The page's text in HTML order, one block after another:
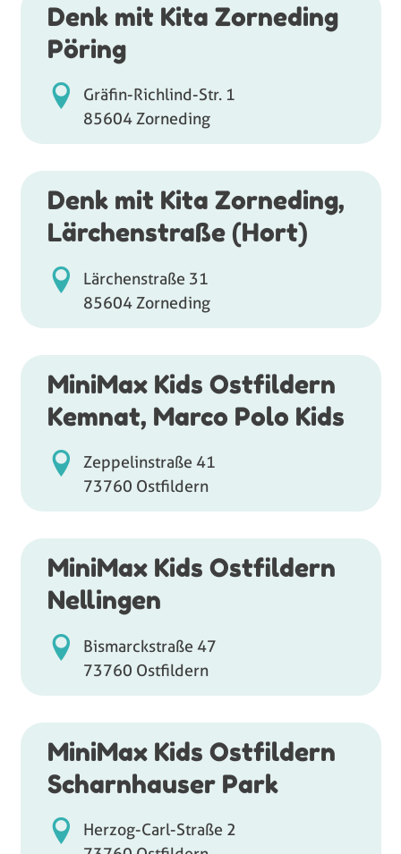
Denk mit Kita Zorneding
Pöring
Gräfin-Richlind-Str. 1
85604 Zorneding
Denk mit Kita Zorneding,
Lärchenstraße (Hort)
Lärchenstraße 31
85604 Zorneding
MiniMax Kids Ostfildern
Kemnat, Marco Polo Kids
Zeppelinstraße 41
73760 Ostfildern
MiniMax Kids Ostfildern
Nellingen
Bismarckstraße 47
73760 Ostfildern
MiniMax Kids Ostfildern
Scharnhauser Park
Herzog-Carl-Straße 2